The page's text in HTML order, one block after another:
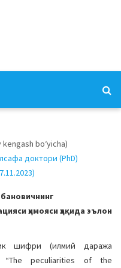
bo‘yicha)
доктори (PhD)
ҳимояси ҳақида эълон
шифри (илмий даража
“The peculiarities of the